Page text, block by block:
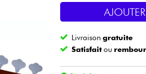
Vents
Câbles & Access.
Livraisongratuite
Satisfaitou